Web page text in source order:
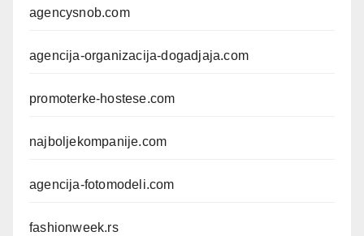
agencysnob.com
agencija-organizacija-dogadjaja.com
promoterke-hostese.com
najboljekompanije.com
agencija-fotomodeli.com
fashionweek.rs